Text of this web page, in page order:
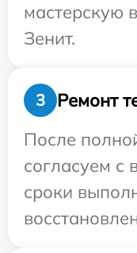
мастерскую
Зенит.
3
Ремонт
После
согласуем с
сроки